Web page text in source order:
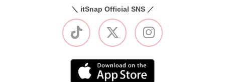
＼ itSnap Official SNS ／